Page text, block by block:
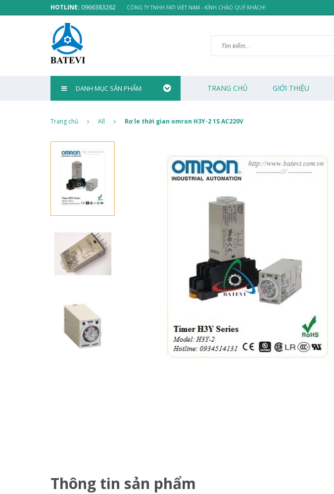
HOTLINE: 0966383262 CÔNG TY TNHH FATI VIỆT NAM - KÍNH CHÀO QUÝ KHÁCH!
DANH MỤC SẢN PHẨM TRANG CHỦ GIỚI THIỆU
Trang chủ All Rơ le thời gian omron H3Y-2 1S AC220V
Thông tin sản phẩm